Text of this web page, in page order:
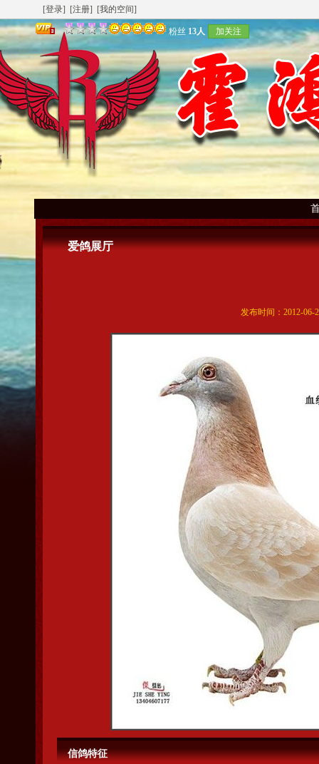
[登录] [注册] [我的空间]
粉丝 13人 加关注
爱鸽展厅
发布时间：2012-
信鸽特征